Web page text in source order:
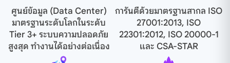
ศูนย์ข้อมูล (Data Center)
มาตรฐานระดับโลกในระดับ
Tier 3+ ระบบความปลอดภัย
สูงสุด ทำงานได้อย่างต่อเนื่อง
การันตีด้วยมาตรฐานสากล ISO
27001:2013, ISO
22301:2012, ISO 20000-1
และ CSA-STAR